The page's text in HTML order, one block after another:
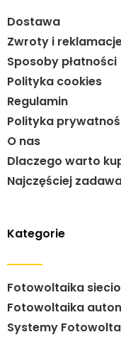
Dostawa
Zwroty i
Sposoby płatności
Polityka cookies
Regulamin
Polityka
O nas
Dlaczego warto
Najczęściej
Kategorie
Fotowoltaika
Fotowoltaika
Systemy